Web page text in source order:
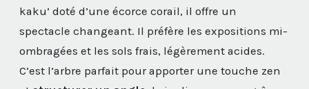
kaku’ doté d’une écorce corail, il offre un
spectacle changeant. Il préfère les expositions mi-
ombragées et les sols frais, légèrement acides.
C’est l’arbre parfait pour apporter une touche zen